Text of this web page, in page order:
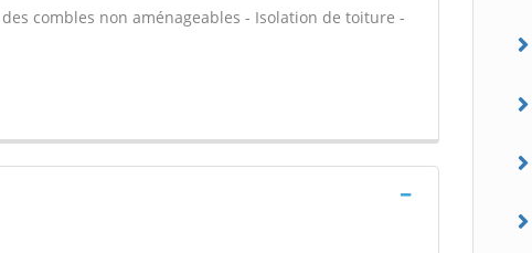
combles non aménageables - Isolation de toiture -